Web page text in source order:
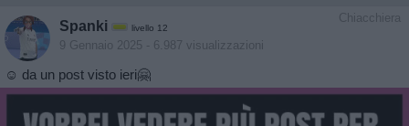
Chiacchiera
Spanki livello 12
9 Gennaio 2025 - 6.987 visualizzazioni
☺️ da un post visto ieri🤗